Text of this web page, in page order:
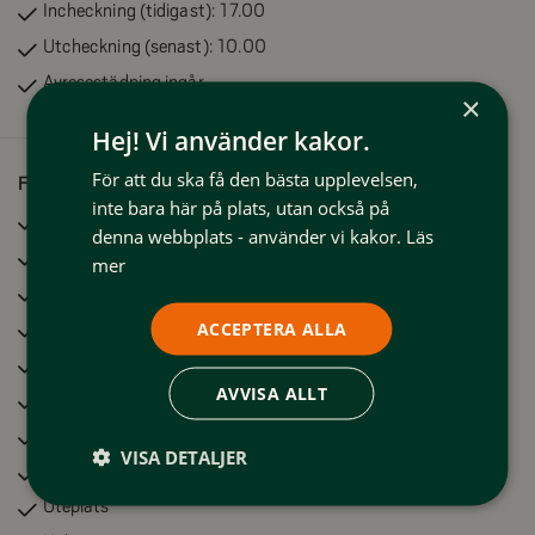
Sovrum 1: Masterbedrom med 160cm dubbelsäng
Sovrum 2: 2 st våningssängar (90 cm)
Badrum 1: Exlusivt badrum med dusch och bastu med
tillhörande relaxahörna för avkoppling efter en dag i skidbacken
eller på fjället. Tvättmaskin, torktumlare
Övervåningen:
Modernt kök med kyl, frys, spis, diskmaskin, micro, kaffebryggare,
Nespresso kaffemaskin, vattenkokare, våffeljärn, brödrost, elvisp,
stavmixer, babystol.
Sällskapsytor med soffa och fåtöljer , 55 tum TV med 12 kanaler,
ljudanläggning
En värmande braskamin mellan kök och vardagsrum.
Incheckning (tidigast): 17.00
Utcheckning (senast): 10.00
Avresestädning ingår
Faciliteter
Diskmaskin
Uteplats
×
Hej! Vi använder kakor.
För att du ska få den bästa upplevelsen,
inte bara här på plats, utan också på
denna webbplats - använder vi kakor. Läs
mer
ACCEPTERA ALLA
AVVISA ALLT
VISA DETALJER